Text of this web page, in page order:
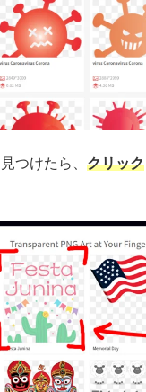
つけたら、 クリック